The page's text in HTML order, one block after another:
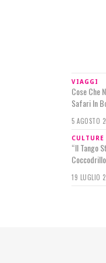
VIAGGI
Cose Che
Safari In
5 AGOSTO
CULTURE
“Il Tango
19 LUGLIO